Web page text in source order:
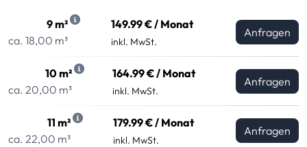
9 m²
ca. 18,00 m³
149.99 € / Monat
inkl. MwSt.
Anfragen
10 m²
ca. 20,00 m³
164.99 € / Monat
inkl. MwSt.
Anfragen
11 m²
ca. 22,00 m³
179.99 € / Monat
inkl. MwSt.
Anfragen